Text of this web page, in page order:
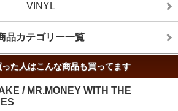
VINYL
品カテゴリー一覧
た人はこんな商品も買ってます
/ MR.MONEY WITH THE